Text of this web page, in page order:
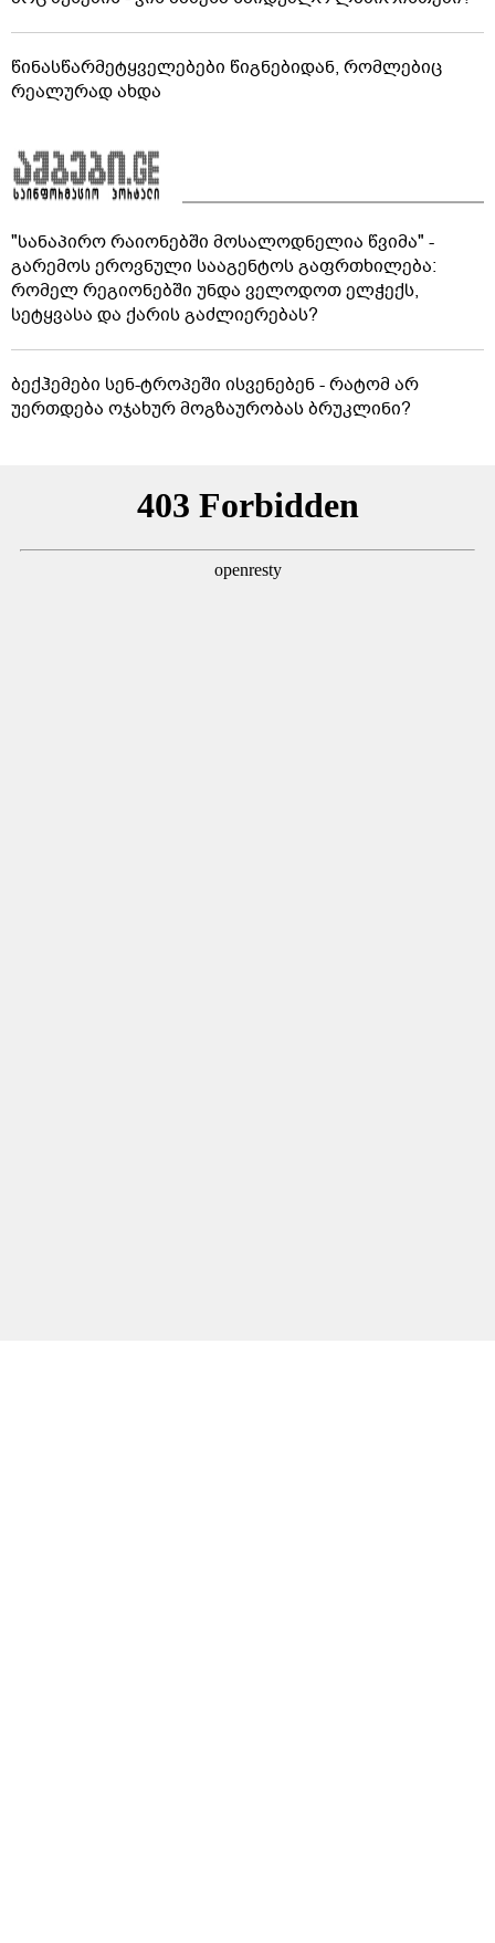
წინასწარმეტყველებები წიგნებიდან, რომლებიც
რეალურად ახდა
"სანაპირო რაიონებში მოსალოდნელია წვიმა" -
გარემოს ეროვნული სააგენტოს გაფრთხილება:
რომელ რეგიონებში უნდა ველოდოთ ელჭექს,
სეტყვასა და ქარის გაძლიერებას?
ბექჰემები სენ-ტროპეში ისვენებენ - რატომ არ
უერთდება ოჯახურ მოგზაურობას ბრუკლინი?